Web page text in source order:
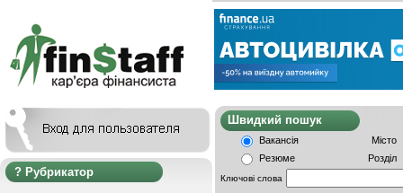
Рубрикатор
Швидкий
Вакансія
Місто
Резюме
Розділ
Ключові слова